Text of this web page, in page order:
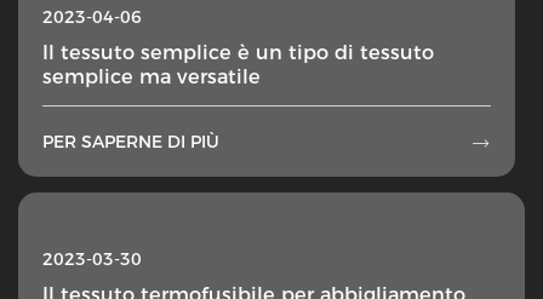
2023-04-06
Il tessuto semplice è un tipo di tessuto
semplice ma versatile
PER SAPERNE DI PIÙ 
2023-03-30
Il tessuto termofusibile per abbigliamento